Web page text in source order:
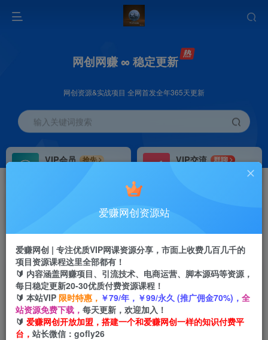
网创网赚 ∞ 稳定更新
网创资源&实战项目 全网首发全年365天更新
输入关键词搜索
VIP会员
抢先
VIP交流
群聊
研究探讨更多创业项目路子。
会员专属推广链接
首页 创业课程 会员专属 正文
（6244期）老王的2023随心推+千川投放心得分享
（含3个月答疑）59节
爱赚网创
2年前发布
关注 私信
爱赚网创资源站
爱赚网创 | 专注优质VIP网课资源分享，市面上收费几百几千的
项目资源课程这里全部都有！
🔰 内容涵盖网赚项目、引流技术、电商运营、脚本源码等资源，
每日稳定更新20-30优质付费资源课程！
🔰 本站VIP 限时特惠， ￥79/年，￥99/永久 (推广佣金70%)， 全
站资源免费下载， 每天更新，欢迎加入！
🔰 爱赚网创开放加盟，搭建一个和爱赚网创一样的知识付费平
台， 站长微信：gofly26